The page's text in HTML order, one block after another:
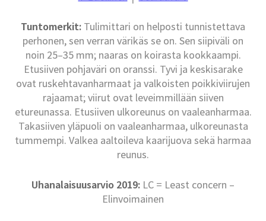
Tuntomerkit: Tulimittari on helposti tunnistettava
perhonen, sen verran värikäs se on. Sen siipiväli on
noin 25–35 mm; naaras on koirasta kookkaampi.
Etusiiven pohjaväri on oranssi. Tyvi ja keskisarake
ovat ruskehtavanharmaat ja valkoisten poikkiviirujen
rajaamat; viirut ovat leveimmillään siiven
etureunassa. Etusiiven ulkoreunus on vaaleanharmaa.
Takasiiven yläpuoli on vaaleanharmaa, ulkoreunasta
tummempi. Valkea aaltoileva kaarijuova sekä harmaa
reunus.
Uhanalaisuusarvio 2019: LC = Least concern –
Elinvoimainen